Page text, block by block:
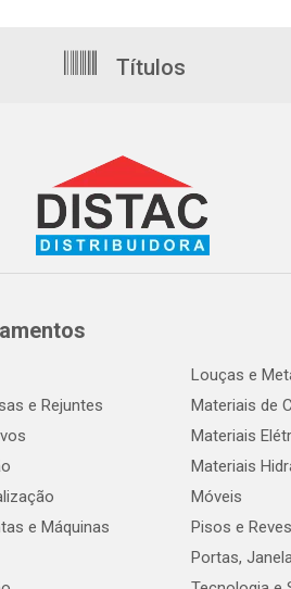
Títulos
e Rejuntes
e Máquinas
Louças e
Materiais de
Materiais
Materiais
Móveis
Pisos e
Portas,